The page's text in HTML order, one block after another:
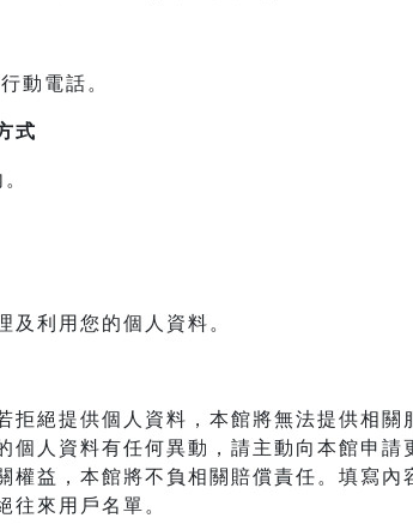
動電話。
式
及利用您的個人資料。
拒絕提供個人資料，本館將無法提供相關
人資料有任何異動，請主動向本館申請
權益，本館將不負相關賠償責任。填寫內
往來用戶名單。